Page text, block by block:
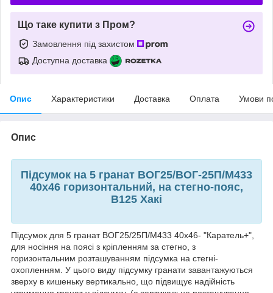
Що таке купити з Пром?
Замовлення під захистом
Доступна доставка
Опис Характеристики Доставка Оплата Умови
Опис
Підсумок на 5 гранат ВОГ25/ВОГ-25П/М433
40х46 горизонтальний, на стегно-пояс,
В125 Хакі
Підсумок для 5 гранат ВОГ25/25П/М433 40х46- "Каратель+",
для носіння на поясі з кріпленням за стегно, з
горизонтальним розташуванням підсумка на стегні-
охопленням. У цього виду підсумку гранати завантажуються
зверху в кишеньку вертикально, що підвищує надійність